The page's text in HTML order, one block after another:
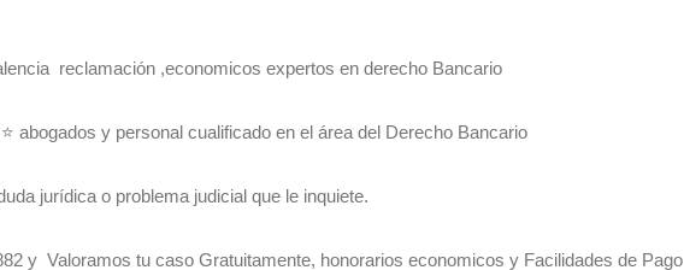
reclamación ,economicos expertos en derecho Bancario
abogados y personal cualificado en el área del Derecho Bancario
jurídica o problema judicial que le inquiete.
y Valoramos tu caso Gratuitamente, honorarios economicos y Facilidades de Pago